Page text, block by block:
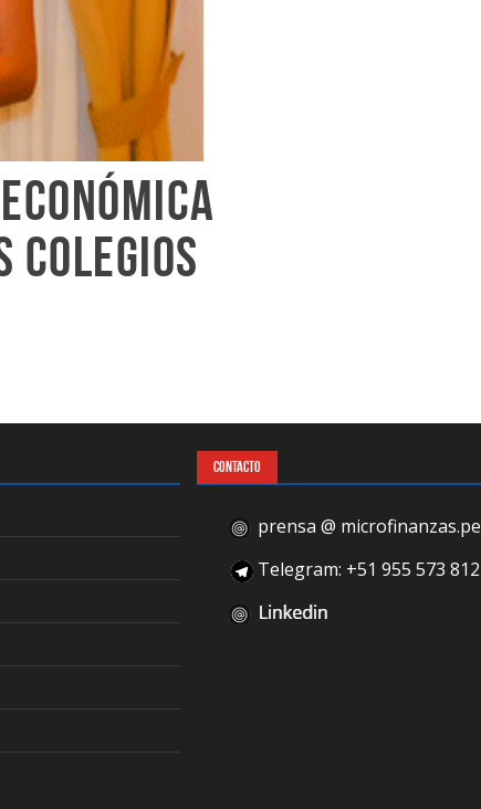
colegios
CONTACTO
prensa @ microfinanzas.pe
Telegram: +51 955 573 812